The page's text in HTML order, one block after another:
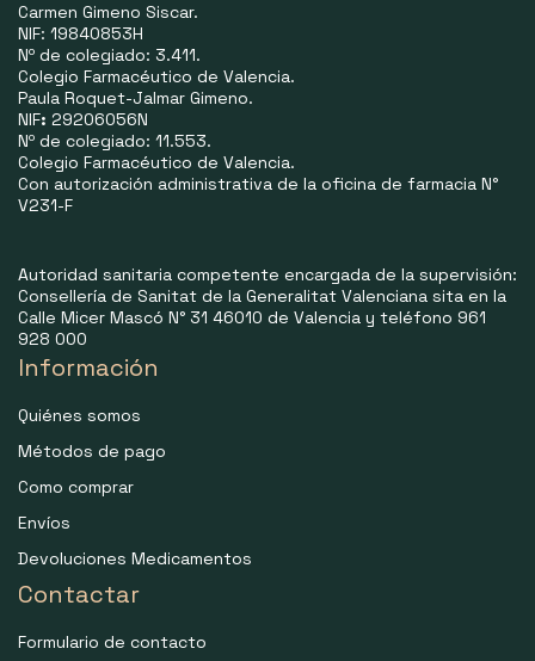
Carmen Gimeno Siscar.
NIF: 19840853H
Nº de colegiado: 3.411.
Colegio Farmacéutico de Valencia.
Paula Roquet-Jalmar Gimeno.
NIF: 29206056N
Nº de colegiado: 11.553.
Colegio Farmacéutico de Valencia.
Con autorización administrativa de la oficina de farmacia N°
V231-F
Autoridad sanitaria competente encargada de la supervisión:
Consellería de Sanitat de la Generalitat Valenciana sita en la
Calle Micer Mascó N° 31 46010 de Valencia y teléfono 961
928 000
Información
Quiénes somos
Métodos de pago
Como comprar
Envíos
Devoluciones Medicamentos
Contactar
Formulario de contacto